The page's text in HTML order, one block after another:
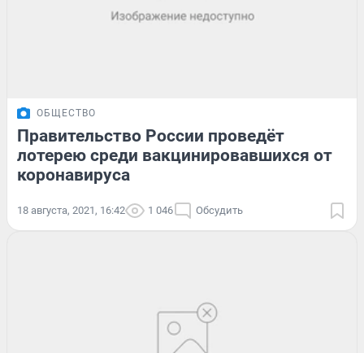
ОБЩЕСТВО
Правительство России проведёт
лотерею среди вакцинировавшихся от
коронавируса
18 августа, 2021, 16:42 1 046 Обсудить